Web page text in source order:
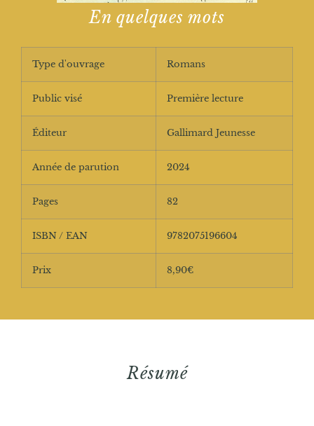
En quelques mots
Type d'ouvrage Romans
Public visé Première lecture
Éditeur Gallimard Jeunesse
Année de parution 2024
Pages 82
ISBN / EAN 9782075196604
Prix 8,90€
Résumé